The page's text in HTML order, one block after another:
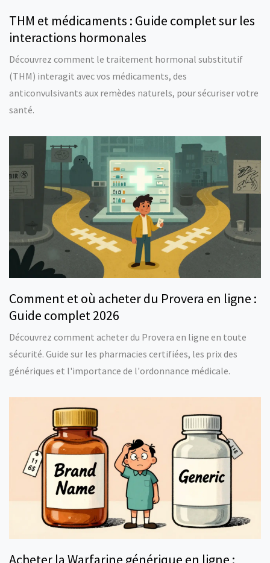
THM et médicaments : Guide complet sur les
interactions hormonales
Découvrez comment le traitement hormonal substitutif
(THM) interagit avec vos médicaments, des
anticonvulsivants aux remèdes naturels, pour sécuriser votre
santé.
Comment et où acheter du Provera en ligne :
Guide complet 2026
Découvrez comment acheter du Provera en ligne en toute
sécurité. Guide sur les pharmacies certifiées, les prix des
génériques et l'importance de l'ordonnance médicale.
Acheter la Warfarine générique en ligne :